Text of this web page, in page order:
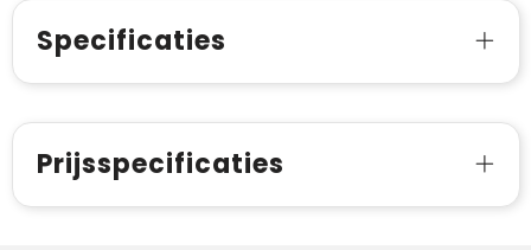
Specificaties
Prijsspecificaties